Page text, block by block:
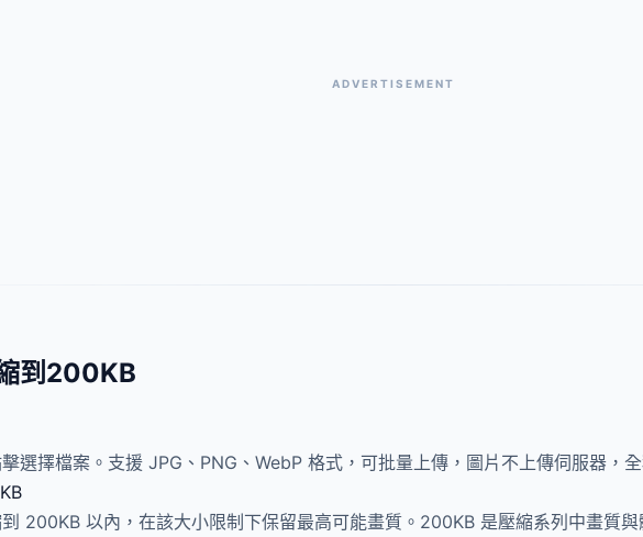
ADVERTISEMENT
到200KB
選擇檔案。支援 JPG、PNG、WebP 格式，可批量上傳，圖片不上傳伺服器，全
200KB 以內，在該大小限制下保留最高可能畫質。200KB 是壓縮系列中畫質